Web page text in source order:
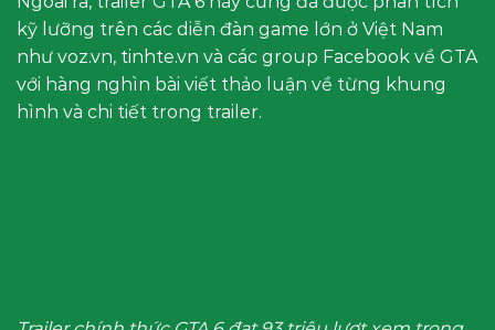
kỹ lưỡng trên các diễn đàn game lớn ở Việt Nam
như voz.vn, tinhte.vn và các group Facebook về GTA
với hàng nghìn bài viết thảo luận về từng khung
hình và chi tiết trong trailer.